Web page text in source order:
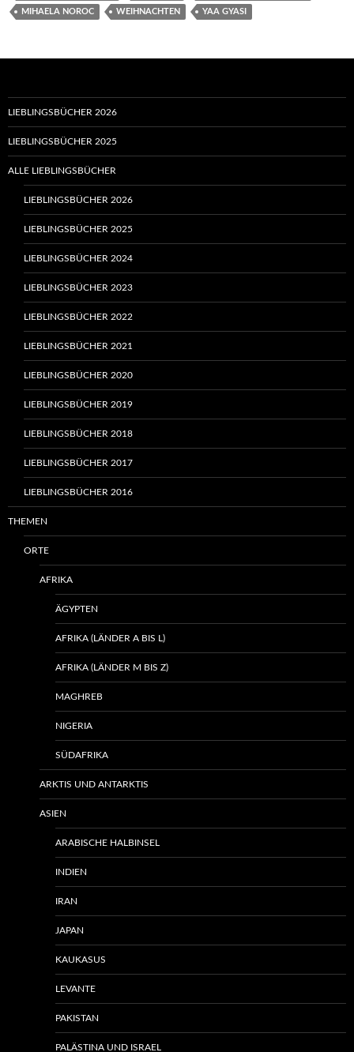
MIHAELA NOROC WEIHNACHTEN YAA GYASI
LIEBLINGSBÜCHER 2026
LIEBLINGSBÜCHER 2025
ALLE LIEBLINGSBÜCHER
LIEBLINGSBÜCHER 2026
LIEBLINGSBÜCHER 2025
LIEBLINGSBÜCHER 2024
LIEBLINGSBÜCHER 2023
LIEBLINGSBÜCHER 2022
LIEBLINGSBÜCHER 2021
LIEBLINGSBÜCHER 2020
LIEBLINGSBÜCHER 2019
LIEBLINGSBÜCHER 2018
LIEBLINGSBÜCHER 2017
LIEBLINGSBÜCHER 2016
THEMEN
ORTE
AFRIKA
ÄGYPTEN
AFRIKA (LÄNDER A BIS L)
AFRIKA (LÄNDER M BIS Z)
MAGHREB
NIGERIA
SÜDAFRIKA
ARKTIS UND ANTARKTIS
ASIEN
ARABISCHE HALBINSEL
INDIEN
IRAN
JAPAN
KAUKASUS
LEVANTE
PAKISTAN
PALÄSTINA UND ISRAEL